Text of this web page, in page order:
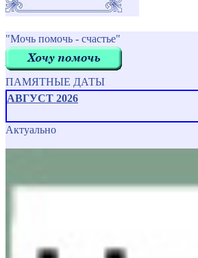
"Мочь помочь - счастье"
ПАМЯТНЫЕ ДАТЫ
АВГУСТ 2026
Актуально